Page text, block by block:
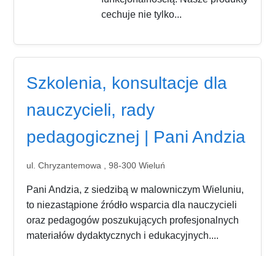
cechuje nie tylko...
Szkolenia, konsultacje dla
nauczycieli, rady
pedagogicznej | Pani Andzia
ul. Chryzantemowa , 98-300 Wieluń
Pani Andzia, z siedzibą w malowniczym Wieluniu,
to niezastąpione źródło wsparcia dla nauczycieli
oraz pedagogów poszukujących profesjonalnych
materiałów dydaktycznych i edukacyjnych....